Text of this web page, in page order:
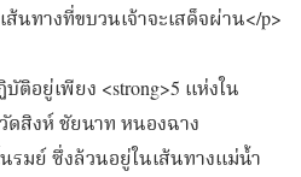
ส้นทางที่ขบวนเจ้าจะเสด็จผ่าน</p>
ติอยู่เพียง <strong>5 แห่งใน
ดสิงห์ ชัยนาท หนองฉาง
รมย์ ซึ่งล้วนอยู่ในเส้นทางแม่น้ำ